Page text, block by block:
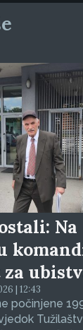
Na
| 12:43
počinjene